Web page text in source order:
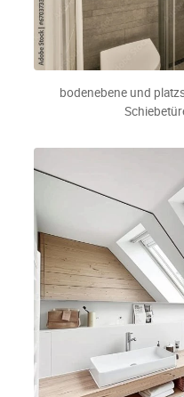
bodenebene und